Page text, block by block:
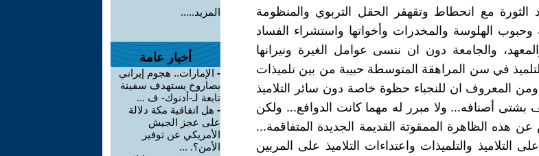
مع انحطاط وتقهقر الحقل التربوي والمنظومة
وحبوب الهلوسة والمخدرات وأخواتها واستشراء الفساد
والجامعة دون ان ننسى عوامل الغيرة ونيرانها
في سن المراهقة المتوسطة حبيبة من بين تلميذات
المعروف ان للنجباء حظوة خاصة دون سائر التلاميذ
بشتى أصنافه... ولا مبرر له مهما كانت الدوافع... ولكن
هذه الظاهرة الممقوتة القديمة الجديدة المتفاقمة...
التلاميذ والتلميذات واعتداءات التلاميذ على المربين
المزيد.....
أخبار عامة
- الإمارات.. هجوم إيراني
بصاروخ يستهدف سفينة
تابعة لـ-أدنوك- ف ...
- هل اتفاقية مكة دلالة
على عجز الجيش
الأمريكي عن توفير
الأمن؟. ...